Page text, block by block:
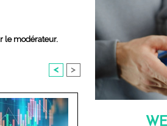
le modérateur.
< >